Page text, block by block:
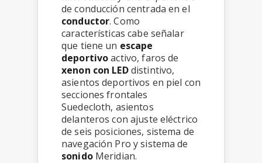
de conducción centrada en el
conductor. Como
características cabe señalar
que tiene un escape
deportivoactivo, faros de
xenon con LEDdistintivo,
asientos deportivos en piel con
secciones frontales
Suedecloth, asientos
delanteros con ajuste eléctrico
de seis posiciones, sistema de
navegación Pro y sistema de
sonidoMeridian.